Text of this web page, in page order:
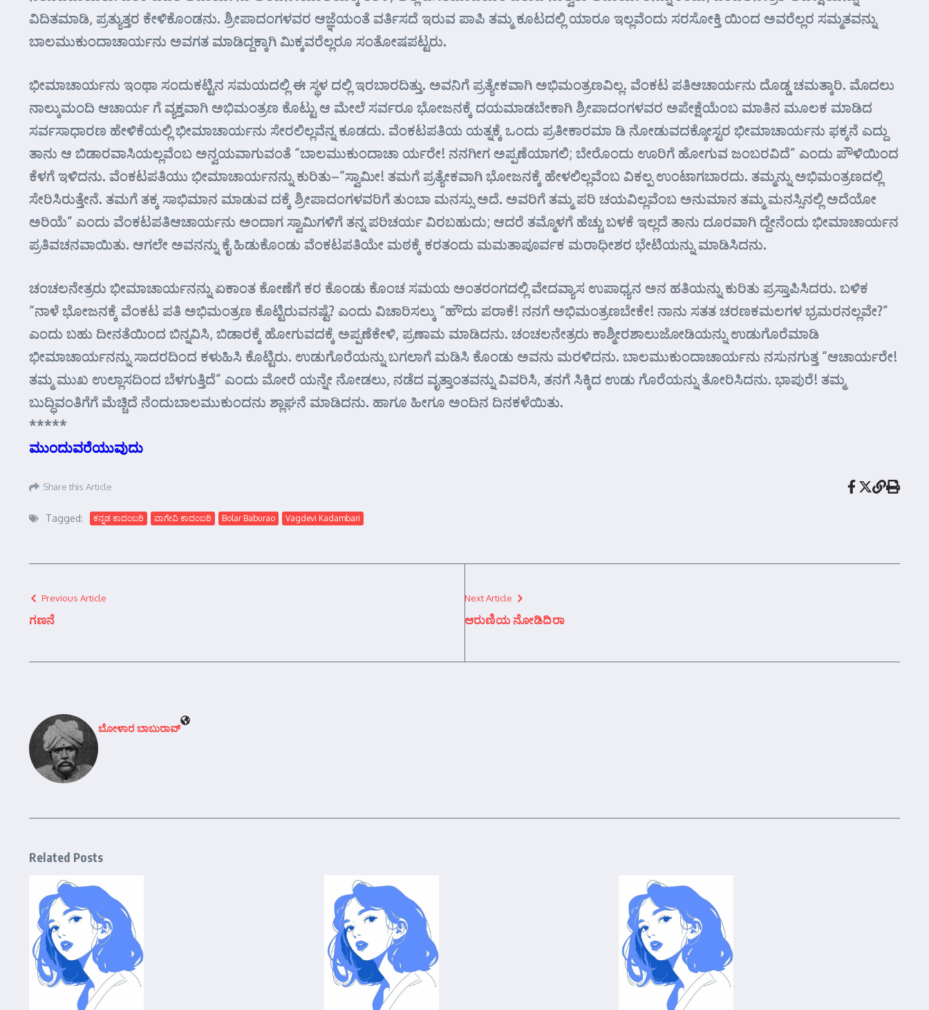
ವಿದಿತಮಾಡಿ, ಪ್ರತ್ಯುತ್ತರ ಕೇಳಿಕೊಂಡನು. ಶ್ರೀಪಾದಂಗಳವರ ಆಜ್ಞೆಯಂತೆ ವರ್ತಿಸದೆ ಇರುವ ಪಾಪಿ ತಮ್ಮ ಕೂಟದಲ್ಲಿ ಯಾರೂ ಇಲ್ಲವೆಂದು ಸರಸೋಕ್ತಿ ಯಿಂದ ಅವರೆಲ್ಲರ ಸಮ್ಮತವನ್ನು
ಬಾಲಮುಕುಂದಾಚಾರ್ಯನು ಅವಗತ ಮಾಡಿದ್ದಕ್ಕಾಗಿ ಮಿಕ್ಕವರೆಲ್ಲರೂ ಸಂತೋಷಪಟ್ಟರು.
ಭೀಮಾಚಾರ್ಯನು ಇಂಥಾ ಸಂದುಕಟ್ಟಿನ ಸಮಯದಲ್ಲಿ ಈ ಸ್ಥಳ ದಲ್ಲಿ ಇರಬಾರದಿತ್ತು. ಅವನಿಗೆ ಪ್ರತ್ಯೇಕವಾಗಿ ಅಭಿಮಂತ್ರಣವಿಲ್ಲ. ವೆಂಕಟ ಪತಿಆಚಾರ್ಯನು ದೊಡ್ಡ ಚಮತ್ಕಾರಿ. ಮೊದಲು
ನಾಲ್ಕುಮಂದಿ ಆಚಾರ್ಯ ಗೆ ವ್ಯಕ್ತವಾಗಿ ಅಭಿಮಂತ್ರಣ ಕೊಟ್ಟು ಆ ಮೇಲೆ ಸರ್ವರೂ ಭೋಜನಕ್ಕೆ ದಯಮಾಡಬೇಕಾಗಿ ಶ್ರೀಪಾದಂಗಳವರ ಅಪೇಕ್ಷೆಯೆಂಬ ಮಾತಿನ ಮೂಲಕ ಮಾಡಿದ
ಸರ್ವಸಾಧಾರಣ ಹೇಳಿಕೆಯಲ್ಲಿ ಭೀಮಾಚಾರ್ಯನು ಸೇರಲಿಲ್ಲವೆನ್ನ ಕೂಡದು. ವೆಂಕಟಪತಿಯ ಯತ್ನಕ್ಕೆ ಒಂದು ಪ್ರತೀಕಾರಮಾ ಡಿ ನೋಡುವದಕ್ಕೋಸ್ಟರ ಭೀಮಾಚಾರ್ಯನು ಫಕ್ಕನೆ ಎದ್ದು
ತಾನು ಆ ಬಿಡಾರವಾಸಿಯಲ್ಲವೆಂಬ ಅನ್ವಯವಾಗುವಂತೆ “ಬಾಲಮುಕುಂದಾಚಾ ರ್ಯರೇ! ನನಗೀಗ ಅಪ್ಪಣೆಯಾಗಲಿ; ಬೇರೊಂದು ಊರಿಗೆ ಹೋಗುವ ಜಂಬರವಿದೆ” ಎಂದು ಪೌಳಿಯಿಂದ
ಕೆಳಗೆ ಇಳಿದನು. ವೆಂಕಟಪತಿಯು ಭೀಮಾಚಾರ್ಯನನ್ನು ಕುರಿತು–“ಸ್ವಾಮೀ! ತಮಗೆ ಪ್ರತ್ಯೇಕವಾಗಿ ಭೋಜನಕ್ಕೆ ಹೇಳಲಿಲ್ಲವೆಂಬ ವಿಕಲ್ಪ ಉಂಟಾಗಬಾರದು. ತಮ್ಮನ್ನು ಅಭಿಮಂತ್ರಣದಲ್ಲಿ
ಸೇರಿಸಿರುತ್ತೇನೆ. ತಮಗೆ ತಕ್ಕ ಸಾಭಿಮಾನ ಮಾಡುವ ದಕ್ಕೆ ಶ್ರೀಪಾದಂಗಳವರಿಗೆ ತುಂಬಾ ಮನಸ್ಸು ಅದೆ. ಅವರಿಗೆ ತಮ್ಮ ಪರಿ ಚಯವಿಲ್ಲವೆಂಬ ಅನುಮಾನ ತಮ್ಮ ಮನಸ್ಸಿನಲ್ಲಿ ಅದೆಯೋ
ಅರಿಯೆ” ಎಂದು ವೆಂಕಟಪತಿಆಚಾರ್ಯನು ಅಂದಾಗ ಸ್ವಾಮಿಗಳಿಗೆ ತನ್ನ ಪರಿಚರ್ಯ ವಿರಬಹುದು; ಆದರೆ ತಮ್ಮೊಳಗೆ ಹೆಚ್ಚು ಬಳಕೆ ಇಲ್ಲದೆ ತಾನು ದೂರವಾಗಿ ದ್ದೇನೆಂದು ಭೀಮಾಚಾರ್ಯನ
ಪ್ರತಿವಚನವಾಯಿತು. ಆಗಲೇ ಅವನನ್ನು ಕೈ ಹಿಡುಕೊಂಡು ವೆಂಕಟಪತಿಯೇ ಮಠಕ್ಕೆ ಕರತಂದು ಮಮತಾಪೂರ್ವಕ ಮರಾಧೀಶರ ಭೇಟಿಯನ್ನು ಮಾಡಿಸಿದನು.
ಚಂಚಲನೇತ್ರರು ಭೀಮಾಚಾರ್ಯನನ್ನು ಏಕಾಂತ ಕೋಣೆಗೆ ಕರ ಕೊಂಡು ಕೊಂಚ ಸಮಯ ಅಂತರಂಗದಲ್ಲಿ ವೇದವ್ಯಾಸ ಉಪಾಧ್ಯನ ಅನ ಹತಿಯನ್ನು ಕುರಿತು ಪ್ರಸ್ತಾಪಿಸಿದರು. ಬಳಿಕ
“ನಾಳೆ ಭೋಜನಕ್ಕೆ ವೆಂಕಟ ಪತಿ ಅಭಿಮಂತ್ರಣ ಕೊಟ್ಟಿರುವನಷ್ಟೆ? ಎಂದು ವಿಚಾರಿಸಲ್ಕು “ಹೌದು ಪರಾಕೆ! ನನಗೆ ಅಭಿಮಂತ್ರಣಬೇಕೇ! ನಾನು ಸತತ ಚರಣಕಮಲಗಳ ಭ್ರಮರನಲ್ಲವೇ?”
ಎಂದು ಬಹು ದೀನತೆಯಿಂದ ಬಿನ್ನವಿಸಿ, ಬಿಡಾರಕ್ಕೆ ಹೋಗುವದಕ್ಕೆ ಅಪ್ಪಣೆಕೇಳಿ, ಪ್ರಣಾಮ ಮಾಡಿದನು. ಚಂಚಲನೇತ್ರರು ಕಾಶ್ಮೀರಶಾಲುಜೋಡಿಯನ್ನು ಉಡುಗೊರೆಮಾಡಿ
ಭೀಮಾಚಾರ್ಯನನ್ನು ಸಾದರದಿಂದ ಕಳುಹಿಸಿ ಕೊಟ್ಟಿರು. ಉಡುಗೊರೆಯನ್ನು ಬಗಲಾಗೆ ಮಡಿಸಿ ಕೊಂಡು ಅವನು ಮರಳಿದನು. ಬಾಲಮುಕುಂದಾಚಾರ್ಯನು ನಸುನಗುತ್ತ “ಆಚಾರ್ಯರೇ!
ತಮ್ಮ ಮುಖ ಉಲ್ಲಾಸದಿಂದ ಬೆಳಗುತ್ತಿದೆ” ಎಂದು ಮೋರೆ ಯನ್ನೇ ನೋಡಲು, ನಡೆದ ವೃತ್ತಾಂತವನ್ನು ವಿವರಿಸಿ, ತನಗೆ ಸಿಕ್ಕಿದ ಉಡು ಗೊರೆಯನ್ನು ತೋರಿಸಿದನು. ಭಾಪುರೆ! ತಮ್ಮ
ಬುದ್ಧಿವಂತಿಗೆಗೆ ಮೆಚ್ಚಿದೆ ನೆಂದುಬಾಲಮುಕುಂದನು ಶ್ಲಾಘನೆ ಮಾಡಿದನು. ಹಾಗೂ ಹೀಗೂ ಅಂದಿನ ದಿನಕಳೆಯಿತು.
*****
ಮುಂದುವರೆಯುವುದು
Share this Article
Tagged: ಕನ್ನಡ ಕಾದಂಬರಿ ವಾಗೇವಿ ಕಾದಂಬರಿ Bolar Baburao Vagdevi Kadambari
Previous Article
ಗಣನೆ
Next Article
ಆರುಣಿಯ ನೋಡಿದಿರಾ
ಬೋಳಾರ ಬಾಬುರಾವ್
Related Posts